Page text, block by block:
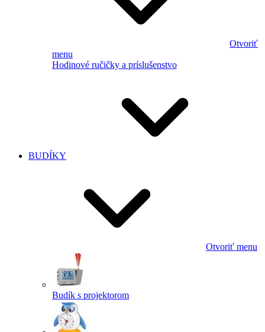
Otvoriť
menu
Hodinové ručičky a príslušenstvo
BUDÍKY
Otvoriť menu
Budík s projektorom